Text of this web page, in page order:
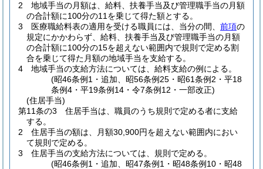
2
地域手当の月額は、給料、扶養手当及び管理職手当の月額
の合計額に100分の11を乗じて得た額とする。
3
医療職給料表の適用を受ける職員には、当分の間、 前項の
規定にかかわらず、給料、扶養手当及び管理職手当の月額
の合計額に100分の15を超えない範囲内で規則で定める割
合を乗じて得た月額の地域手当を支給する。
4
地域手当の支給方法については、給料支給の例による。
(昭46条例1・追加、昭56条例25・昭61条例2・平18
条例4・平19条例14・令7条例12・一部改正)
(住居手当)
第11条の3
住居手当は、職員のうち規則で定める者に支給
する。
2
住居手当の額は、月額30,900円を超えない範囲内におい
て規則で定める。
3
住居手当の支給方法については、規則で定める。
(昭46条例1・追加、昭47条例1・昭48条例10・昭48